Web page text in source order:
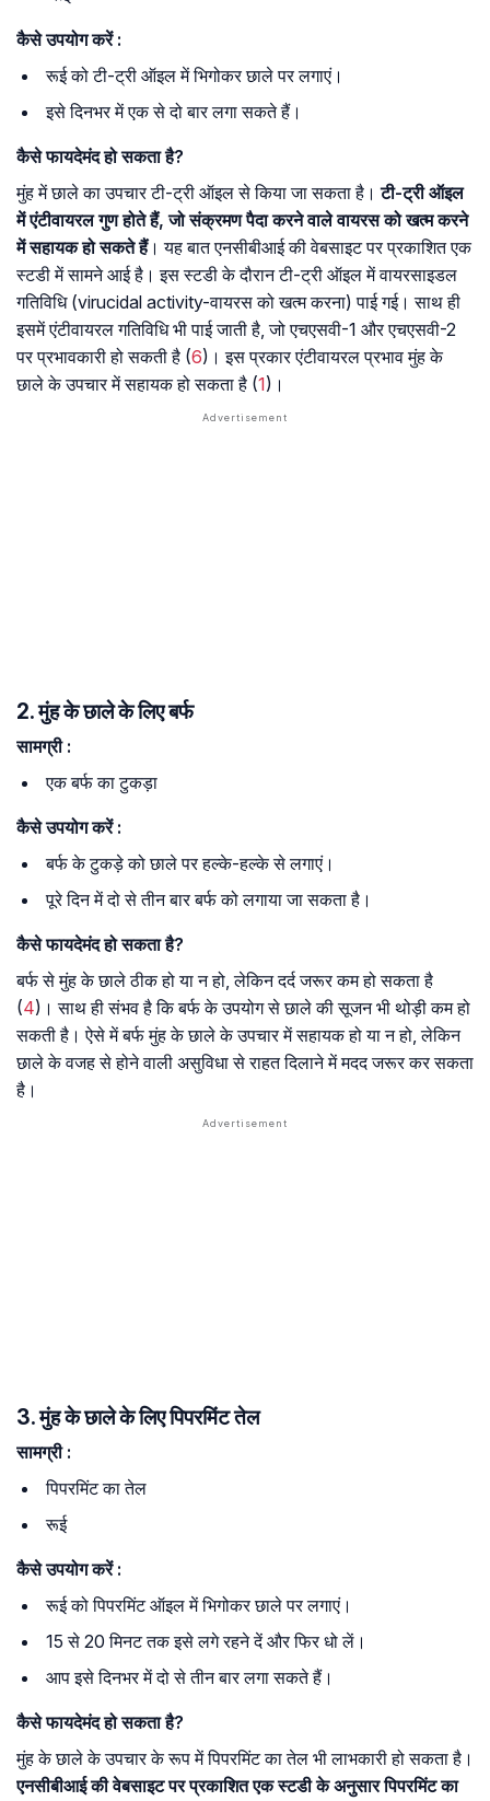
कैसे उपयोग करें:
रूई को टी-ट्री ऑइल में भिगोकर छाले पर लगाएं।
इसे दिनभर में एक से दो बार लगा सकते हैं।
कैसे फायदेमंद हो सकता है?
मुंह में छाले का उपचार टी-ट्री ऑइल से किया जा सकता है। टी-ट्री ऑइल
में एंटीवायरल गुण होते हैं, जो संक्रमण पैदा करने वाले वायरस को खत्म करने
में सहायक हो सकते हैं। यह बात एनसीबीआई की वेबसाइट पर प्रकाशित एक
स्टडी में सामने आई है। इस स्टडी के दौरान टी-ट्री ऑइल में वायरसाइडल
गतिविधि (virucidal activity-वायरस को खत्म करना) पाई गई। साथ ही
इसमें एंटीवायरल गतिविधि भी पाई जाती है, जो एचएसवी-1 और एचएसवी-2
पर प्रभावकारी हो सकती है (6)। इस प्रकार एंटीवायरल प्रभाव मुंह के
छाले के उपचार में सहायक हो सकता है (1)।
2. मुंह के छाले के लिए बर्फ
सामग्री:
एक बर्फ का टुकड़ा
कैसे उपयोग करें:
बर्फ के टुकड़े को छाले पर हल्के-हल्के से लगाएं।
पूरे दिन में दो से तीन बार बर्फ को लगाया जा सकता है।
कैसे फायदेमंद हो सकता है?
बर्फ से मुंह के छाले ठीक हो या न हो, लेकिन दर्द जरूर कम हो सकता है
(4)। साथ ही संभव है कि बर्फ के उपयोग से छाले की सूजन भी थोड़ी कम हो
सकती है। ऐसे में बर्फ मुंह के छाले के उपचार में सहायक हो या न हो, लेकिन
छाले के वजह से होने वाली असुविधा से राहत दिलाने में मदद जरूर कर सकता
है।
3. मुंह के छाले के लिए पिपरमिंट तेल
सामग्री:
पिपरमिंट का तेल
रूई
कैसे उपयोग करें:
रूई को पिपरमिंट ऑइल में भिगोकर छाले पर लगाएं।
15 से 20 मिनट तक इसे लगे रहने दें और फिर धो लें।
आप इसे दिनभर में दो से तीन बार लगा सकते हैं।
कैसे फायदेमंद हो सकता है?
मुंह के छाले के उपचार के रूप में पिपरमिंट का तेल भी लाभकारी हो सकता है।
एनसीबीआई की वेबसाइट पर प्रकाशित एक स्टडी के अनुसार पिपरमिंट का